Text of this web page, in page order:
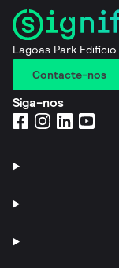
Lagoas Park
Contacte-nos
Siga-nos